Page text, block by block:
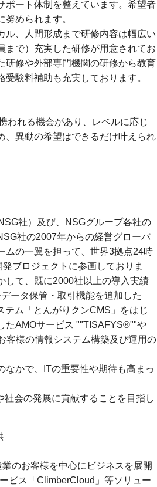
ポート体制を整えています。希望者
められます。
ル、人間形成まで研修内容は幅広い
まで）充実した研修が用意されてお
研修や外部専門機関の研修から教育
験料補助も充実しております。
われる機会があり、レベルに応じ
、異動の希望はできるだけ叶えられ
社）及び、NSGグループ各社の
社の2007年からの経営グローバ
ムの一翼を担って、世界3拠点24時
ブロジェクトに参画しておりま
して、既に2000社以上の導入実績
ータ保管・取引機能を追加した
ム「とんがりクンCMS」をはじ
たAMOサービス ""TISAFYS®""や
客様の情報システム構築及び運用の
かで、ITの重要性や期待も高まっ
会の発展に貢献することを目指し
のお客様を中心にビジネスを展開
ビス「ClimberCloud」等ソリュー